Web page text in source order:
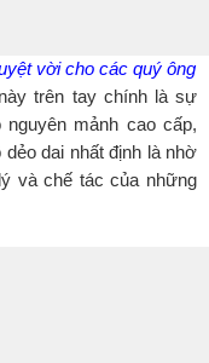
vời cho các quý ông
trên tay chính là sự
mảnh cao cấp,
dai nhất định là nhờ
và chế tác của những